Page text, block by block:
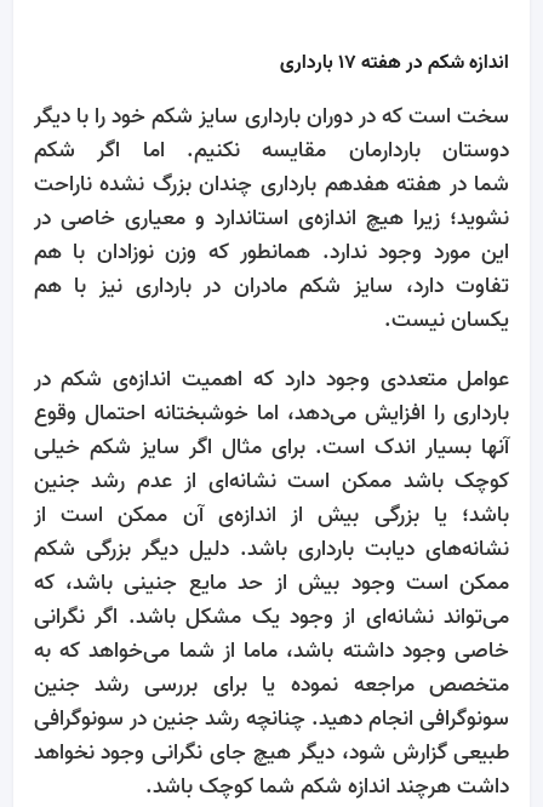
اندازه شکم در هفته 17 بارداری
سخت است که در دوران بارداری سایز شکم خود را با دیگر
دوستان باردارمان مقایسه نکنیم. اما اگر شکم
شما در هفته هفدهم بارداری چندان بزرگ نشده ناراحت
نشوید؛ زیرا هیچ اندازه‌ی استاندارد و معیاری خاصی در
این مورد وجود ندارد. همانطور که وزن نوزادان با هم
تفاوت دارد، سایز شکم مادران در بارداری نیز با هم
یکسان نیست.
عوامل متعددی وجود دارد که اهمیت اندازه‌ی شکم در
بارداری را افزایش می‌دهد، اما خوشبختانه احتمال وقوع
آنها بسیار اندک است. برای مثال اگر سایز شکم خیلی
کوچک باشد ممکن است نشانه‌ای از عدم رشد جنین
باشد؛ یا بزرگی بیش از اندازه‌ی آن ممکن است از
نشانه‌ها‌ی دیابت بارداری باشد. دلیل دیگر بزرگی شکم
ممکن است وجود بیش از حد مایع جنینی باشد، که
می‌تواند نشانه‌ای از وجود یک مشکل باشد. اگر نگرانی
خاصی وجود داشته باشد، ماما از شما می‌خواهد که به
متخصص مراجعه نموده یا برای بررسی رشد جنین
سونوگرافی انجام دهید. چنانچه رشد جنین در سونوگرافی
طبیعی گزارش شود، دیگر هیچ جای نگرانی وجود نخواهد
داشت هرچند اندازه شکم شما کوچک باشد.